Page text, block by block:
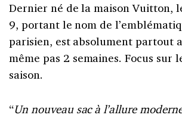
Dernier né de la maison Vuitton,
9, portant le nom de
parisien, est absolument partout
même pas 2 semaines. Focus sur
saison.
“Un nouveau sac à l’allure